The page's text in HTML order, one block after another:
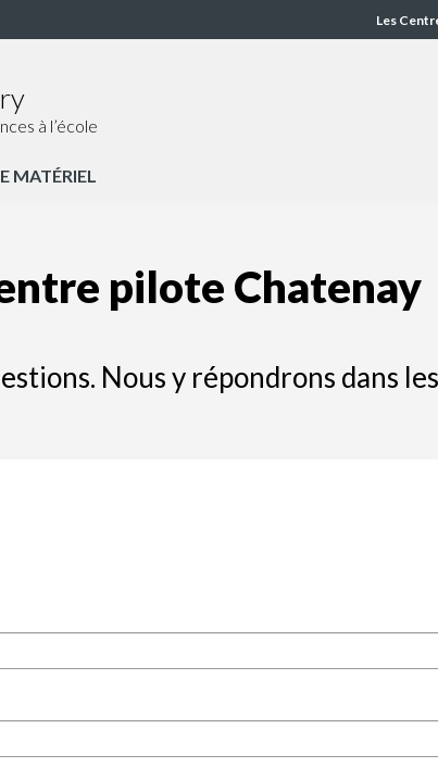
CP
Les
à l’école
MATÉRIEL
pilote Chatenay
Nous y répondrons dans